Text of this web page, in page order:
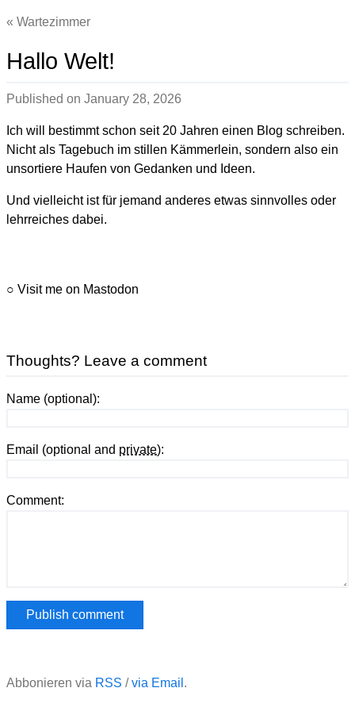
Wartezimmer
Hallo Welt!
Published on January 28, 2026
Ich will bestimmt schon seit 20 Jahren einen Blog schreiben.
Nicht als Tagebuch im stillen Kämmerlein, sondern also ein
unsortiere Haufen von Gedanken und Ideen.
Und vielleicht ist für jemand anderes etwas sinnvolles oder
lehrreiches dabei.
○ Visit me on Mastodon
Thoughts? Leave a comment
Name (optional):
Email (optional and private):
Comment:
Abbonieren via RSS /via Email .